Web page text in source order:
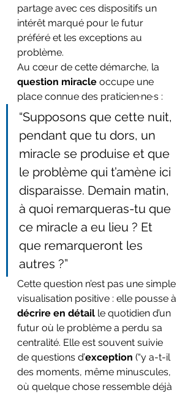
partage avec ces dispositifs un
intérêt marqué pour le futur
préféré et les exceptions au
problème.
Au cœur de cette démarche, la
question miracle occupe une
place connue des praticien·ne·s :
“Supposons que cette nuit,
pendant que tu dors, un
miracle se produise et que
le problème qui t’amène ici
disparaisse. Demain matin,
à quoi remarqueras-tu que
ce miracle a eu lieu ? Et
que remarqueront les
autres ?”
Cette question n’est pas une simple
visualisation positive : elle pousse à
décrire en détail le quotidien d’un
futur où le problème a perdu sa
centralité. Elle est souvent suivie
de questions d’exception (“y a-t-il
des moments, même minuscules,
où quelque chose ressemble déjà